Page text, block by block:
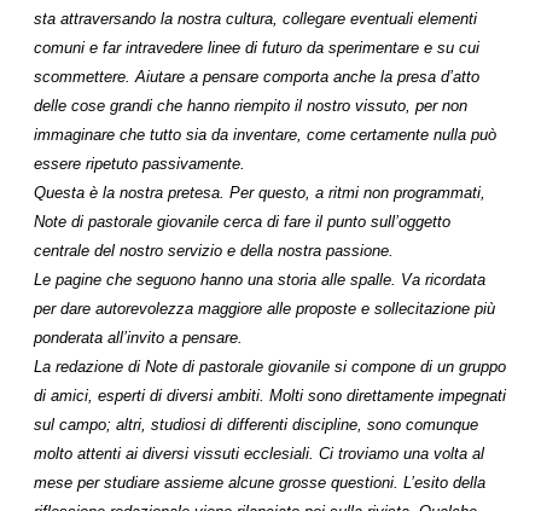
sta attraversando la nostra cultura, collegare eventuali elementi
comuni e far intravedere linee di futuro da sperimentare e su cui
scommettere. Aiutare a pensare comporta anche la presa d’atto
delle cose grandi che hanno riempito il nostro vissuto, per non
immaginare che tutto sia da inventare, come certamente nulla può
essere ripetuto passivamente.
Questa è la nostra pretesa. Per questo, a ritmi non programmati,
Note di pastorale giovanile cerca di fare il punto sull’oggetto
centrale del nostro servizio e della nostra passione.
Le pagine che seguono hanno una storia alle spalle. Va ricordata
per dare autorevolezza maggiore alle proposte e sollecitazione più
ponderata all’invito a pensare.
La redazione di Note di pastorale giovanile si compone di un gruppo
di amici, esperti di diversi ambiti. Molti sono direttamente impegnati
sul campo; altri, studiosi di differenti discipline, sono comunque
molto attenti ai diversi vissuti ecclesiali. Ci troviamo una volta al
mese per studiare assieme alcune grosse questioni. L’esito della